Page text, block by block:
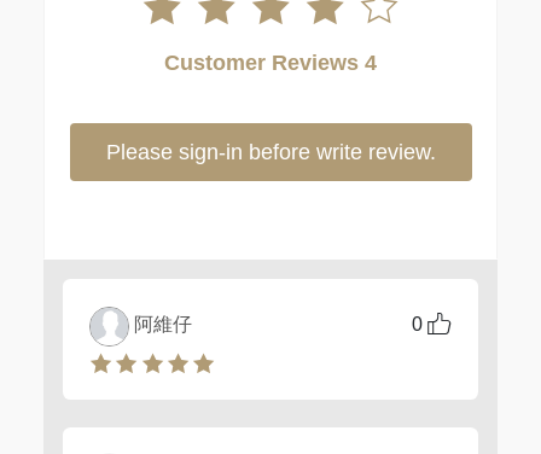
Customer Reviews 4
Please sign-in before write review.
0
阿維仔